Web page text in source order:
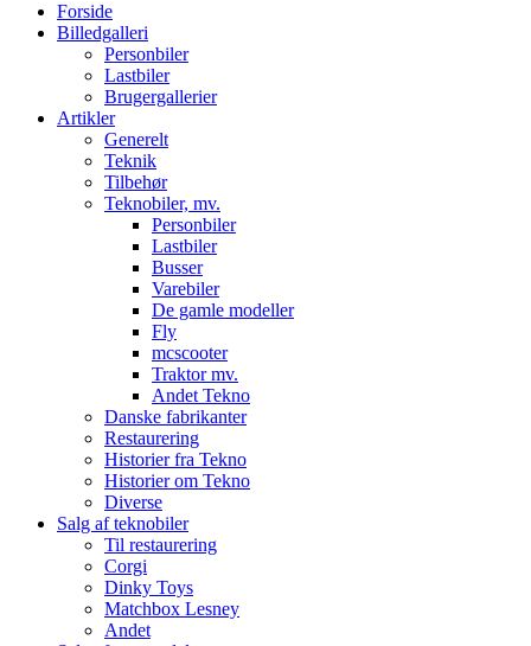
Forside
Billedgalleri
Personbiler
Lastbiler
Brugergallerier
Artikler
Generelt
Teknik
Tilbehør
Teknobiler, mv.
Personbiler
Lastbiler
Busser
Varebiler
De gamle modeller
Fly
mcscooter
Traktor mv.
Andet Tekno
Danske fabrikanter
Restaurering
Historier fra Tekno
Historier om Tekno
Diverse
Salg af teknobiler
Til restaurering
Corgi
Dinky Toys
Matchbox Lesney
Andet